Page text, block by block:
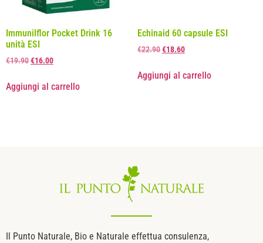
Immunilflor Pocket Drink 16
unità ESI
€19.90€16.00
Aggiungi al carrello
Echinaid 60 capsule ESI
€22.90€18.60
Aggiungi al carrello
Il Punto Naturale, Bio e Naturale effettua consulenza,